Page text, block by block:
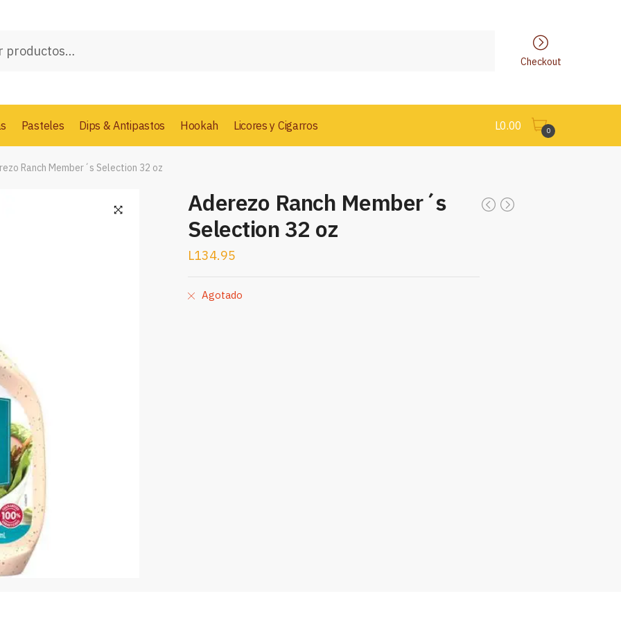
Checkout
Pasteles Dips & Antipastos Hookah Licores y Cigarros L0.00 0
Ranch Member´s Selection 32 oz
Aderezo Ranch Member´s
Selection 32 oz
L134.95
Agotado